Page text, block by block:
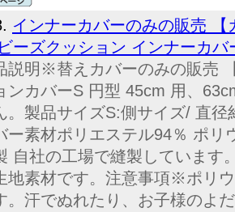
インナーカバーのみの販売
ーズクッション インナーカ
説明※替えカバーのみの販売
ンカバーS 円型 45cm 用、
。製品サイズS:側サイズ/ 直
ー素材ポリエステル94％ ポ
自社の工場で縫製しています
地素材です。注意事項※ポリ
。汗でぬれたり、お子様のよ